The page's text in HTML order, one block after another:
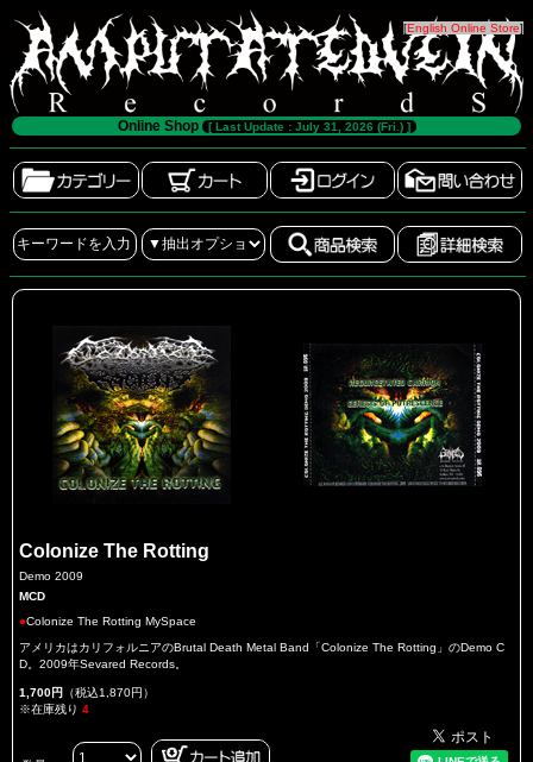
[English Online Store]
Online Shop [ Last Update : July 31, 2026 (Fri.) ]
Colonize The Rotting
Demo 2009
MCD
●Colonize The Rotting MySpace
アメリカはカリフォルニアのBrutal Death Metal Band「Colonize The Rotting」のDemo C
D。2009年Sevared Records。
1,700円 （税込1,870円）
※在庫残り 4